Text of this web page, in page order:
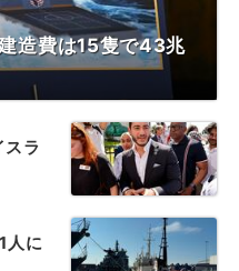
造費は15隻で43兆
スラ
人に